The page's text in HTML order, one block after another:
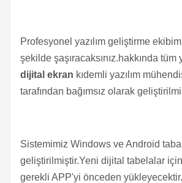
Profesyonel yazılım geliştirme
şekilde şaşıracaksınız.hakkında tüm
dijital ekran kıdemli yazılım
tarafından bağımsız olarak
Sistemimiz Windows ve Android
geliştirilmiştir.Yeni dijital tabelalar
gerekli APP'yi önceden